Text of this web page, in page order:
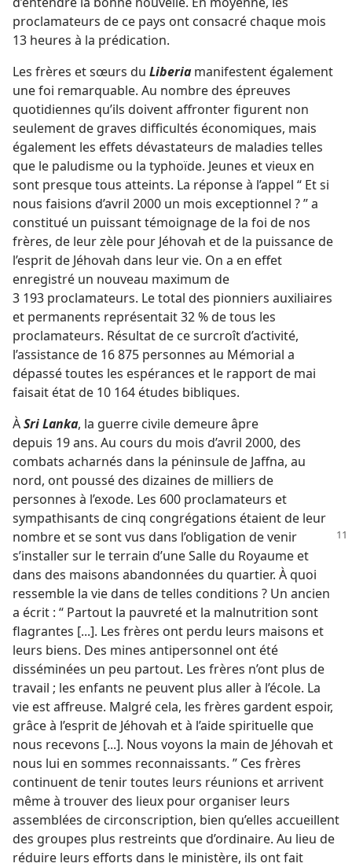
proclamateurs de ce pays ont consacré chaque mois
13 heures à la prédication.
Les frères et sœurs du Liberiamanifestent également
une foi remarquable. Au nombre des épreuves
quotidiennes qu’ils doivent affronter figurent non
seulement de graves difficultés économiques, mais
également les effets dévastateurs de maladies telles
que le paludisme ou la typhoïde. Jeunes et vieux en
sont presque tous atteints. La réponse à l’appel “ Et si
nous faisions d’avril 2000 un mois exceptionnel ? ” a
constitué un puissant témoignage de la foi de nos
frères, de leur zèle pour Jéhovah et de la puissance de
l’esprit de Jéhovah dans leur vie. On a en effet
enregistré un nouveau maximum de
3 193 proclamateurs. Le total des pionniers auxiliaires
et permanents représentait 32 % de tous les
proclamateurs. Résultat de ce surcroît d’activité,
l’assistance de 16 875 personnes au Mémorial a
dépassé toutes les espérances et le rapport de mai
faisait état de 10 164 études bibliques.
ÀSri Lanka, la guerre civile demeure âpre
depuis 19 ans. Au cours du mois d’avril 2000, des
combats acharnés dans la péninsule de Jaffna, au
nord, ont poussé des dizaines de milliers de
personnes à l’exode. Les 600 proclamateurs et
sympathisants de cinq congrégations étaient de leur
nombre et se sontvus dans l’obligation de venir
s’installer sur le terrain d’une Salle du Royaume et
dans des maisons abandonnées du quartier. À quoi
ressemble la vie dans de telles conditions ? Un ancien
a écrit : “ Partout la pauvreté et la malnutrition sont
flagrantes [...]. Les frères ont perdu leurs maisons et
leurs biens. Des mines antipersonnel ont été
disséminées un peu partout. Les frères n’ont plus de
travail ; les enfants ne peuvent plus aller à l’école. La
vie est affreuse. Malgré cela, les frères gardent espoir,
grâce à l’esprit de Jéhovah et à l’aide spirituelle que
nous recevons [...]. Nous voyons la main de Jéhovah et
nous lui en sommes reconnaissants. ” Ces frères
continuent de tenir toutes leurs réunions et arrivent
même à trouver des lieux pour organiser leurs
assemblées de circonscription, bien qu’elles accueillent
des groupes plus restreints que d’ordinaire. Au lieu de
réduire leurs efforts dans le ministère, ils ont fait